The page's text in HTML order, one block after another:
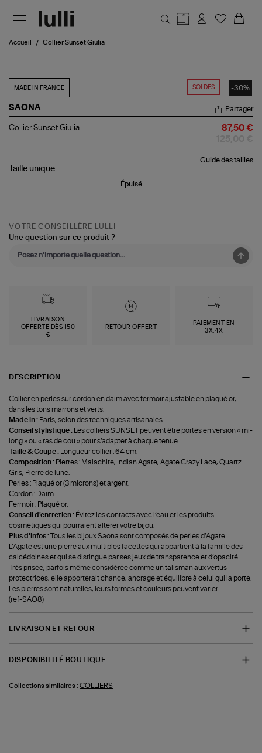
Accueil Collier Sunset Giulia
SOLDES -30%
MADE IN FRANCE
SAONA
Collier
Partager
Collier Sunset Giulia 87,50 €
Guide des tailles
Taille unique
Épuisé
VOTRE CONSEILLÈRE LULLI
Une question sur ce produit ?
LIVRAISON
OFFERTE DÈS 150
€
RETOUR OFFERT
PAIEMENT EN
3X,4X
DESCRIPTION
Collier en perles sur cordon en daim avec fermoir ajustable en plaqué or,
dans les tons marrons et verts.
Made in : Paris, selon des techniques artisanales.
Conseil stylistique :
Les colliers SUNSET peuvent être portés en version « mi-
long » ou « ras de cou » pour s’adapter à chaque tenue.
Taille & Coupe :
Longueur collier : 64 cm.
Composition : Pierres : Malachite, Indian Agate, Agate Crazy Lace, Quartz
Gris, Pierre de lune.
Perles : Plaqué or (3 microns) et argent.
Cordon : Daim.
Fermoir : Plaqué or.
Conseil d'entretien : Évitez les contacts avec l’eau et les produits
cosmétiques qui pourraient altérer votre bijou.
Plus d'infos :Tous les bijoux Saona sont composés de perles d’Agate.
L’Agate est une pierre aux multiples facettes qui appartient à la famille des
calcédoines et qui se distingue par ses jeux de transparence et d’opacité.
Très prisée, parfois même considérée comme un talisman aux vertus
protectrices, elle apporterait chance, ancrage et équilibre à celui qui la porte.
Les pierres sont naturelles, leurs formes et couleurs peuvent varier.
(ref-SAO8)
LIVRAISON ET RETOUR
DISPONIBILITÉ BOUTIQUE
Collections similaires : COLLIERS